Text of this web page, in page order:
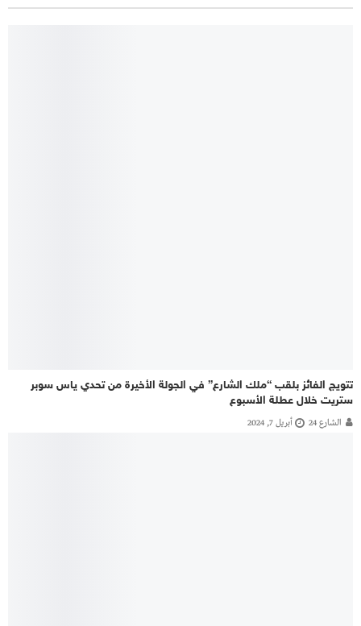
تتويج الفائز بلقب “ملك الشارع” في الجولة الأخيرة من تحدي ياس سوبر
ستريت خلال عطلة الأسبوع
الشارع 24 أبريل 7, 2024